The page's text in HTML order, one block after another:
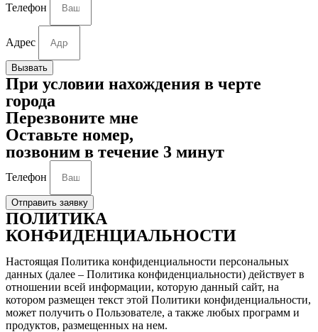
Телефон
Адрес
Вызвать
При условии нахождения в черте
города
Перезвоните мне
Оставьте номер,
позвоним в течение 3 минут
Телефон
Отправить заявку
ПОЛИТИКА
КОНФИДЕНЦИАЛЬНОСТИ
Настоящая Политика конфиденциальности персональных
данных (далее – Политика конфиденциальности) действует в
отношении всей информации, которую данный сайт, на
котором размещен текст этой Политики конфиденциальности,
может получить о Пользователе, а также любых программ и
продуктов, размещенных на нем.